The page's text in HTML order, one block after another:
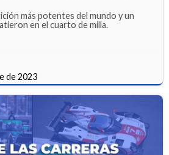
más potentes del mundo y un
en el cuarto de milla.
de 2023